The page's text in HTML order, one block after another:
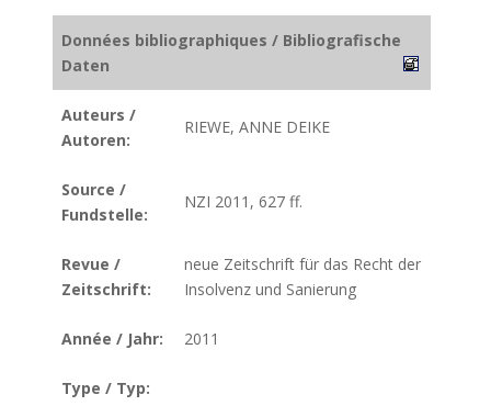
Données bibliographiques / Bibliografische
Daten
Auteurs /
Autoren:
RIEWE, ANNE DEIKE
Source /
Fundstelle:
NZI 2011, 627 ff.
Revue /
Zeitschrift:
neue Zeitschrift für das Recht der
Insolvenz und Sanierung
Année / Jahr: 2011
Type / Typ: